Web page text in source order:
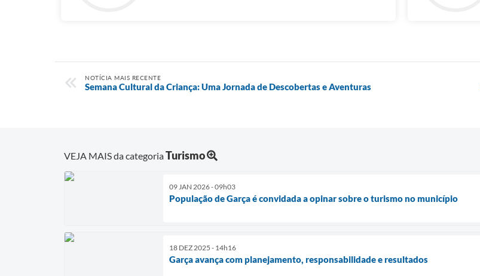
NOTÍCIA MAIS RECENTE
Semana Cultural da Criança: Uma Jornada de Descobertas e Aventuras
VEJA MAIS da categoriaTurismo
09 JAN 2026 - 09h03
População de Garça é convidada a opinar sobre o turismo no município
18 DEZ 2025 - 14h16
Garça avança com planejamento, responsabilidade e resultados